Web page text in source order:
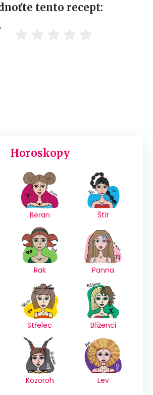
tento recept:
Horoskopy
Beran Štír
Rak Panna
Střelec Blíženci
Kozoroh Lev